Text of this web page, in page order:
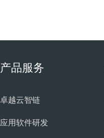
产品服务
卓越云智链
应用软件研发